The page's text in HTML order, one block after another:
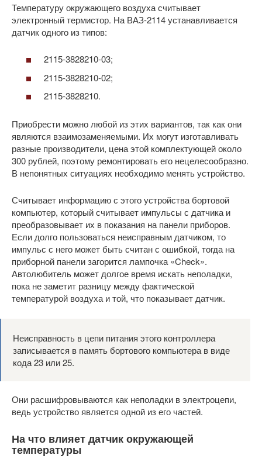
Температуру окружающего воздуха считывает
электронный термистор. На ВАЗ-2114 устанавливается
датчик одного из типов:
2115-3828210-03;
2115-3828210-02;
2115-3828210.
Приобрести можно любой из этих вариантов, так как они
являются взаимозаменяемыми. Их могут изготавливать
разные производители, цена этой комплектующей около
300 рублей, поэтому ремонтировать его нецелесообразно.
В непонятных ситуациях необходимо менять устройство.
Считывает информацию с этого устройства бортовой
компьютер, который считывает импульсы с датчика и
преобразовывает их в показания на панели приборов.
Если долго пользоваться неисправным датчиком, то
импульс с него может быть считан с ошибкой, тогда на
приборной панели загорится лампочка «Check».
Автолюбитель может долгое время искать неполадки,
пока не заметит разницу между фактической
температурой воздуха и той, что показывает датчик.
Неисправность в цепи питания этого контроллера
записывается в память бортового компьютера в виде
кода 23 или 25.
Они расшифровываются как неполадки в электроцепи,
ведь устройство является одной из его частей.
На что влияет датчик окружающей
температуры